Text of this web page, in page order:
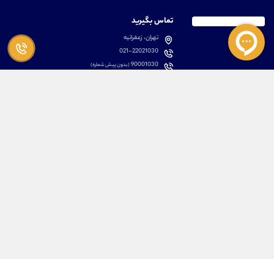
تماس بگیرید
تهران، زعفرانیه
021-22021030
90001030(بدون پیش شماره)